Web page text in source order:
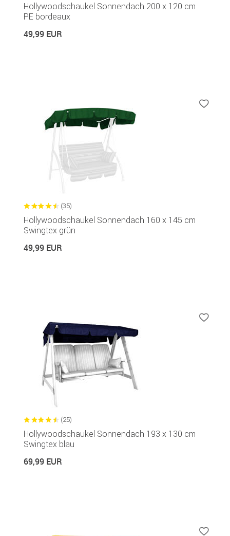
Hollywoodschaukel Sonnendach 200 x 120 cm
PE bordeaux
49,99 EUR
(35)
Hollywoodschaukel Sonnendach 160 x 145 cm
Swingtex grün
49,99 EUR
(25)
Hollywoodschaukel Sonnendach 193 x 130 cm
Swingtex blau
69,99 EUR